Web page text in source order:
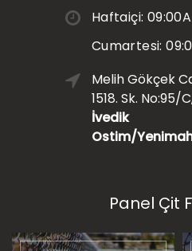
Haftaiçi:
Cumartesi:
Melih Gökçek
1518. Sk. No:95/
İvedik
Ostim/
Panel Çit